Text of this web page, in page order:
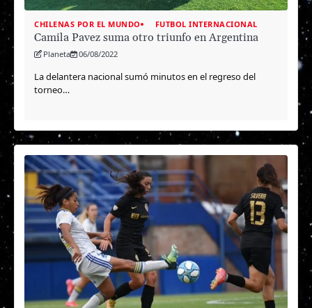
CHILENAS POR EL MUNDO FUTBOL INTERNACIONAL
Camila Pavez suma otro triunfo en Argentina
Planeta 06/08/2022
La delantera nacional sumó minutos en el regreso del
torneo…